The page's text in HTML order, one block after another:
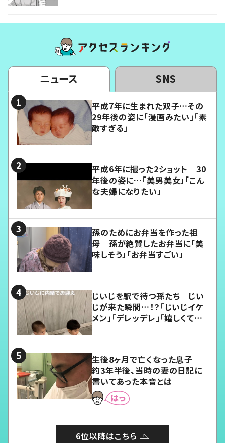
ニュース SNS
平成7年に生まれた双子…その
29年後の姿に「漫画みたい」「素
敵すぎる」
平成6年に撮った2ショット 30
年後の姿に…「美男美女」「こん
な夫婦になりたい」
孫のためにお弁当を作った祖
母 孫が絶賛したお弁当に「美
味しそう」「お弁当すごい」
じいじを駅で待つ孫たち じい
じが来た瞬間…！？「じいじイケ
メン」「デレッデレ」「嬉しくて可
生後8ヶ月で亡くなった息子
約3年半後、当時の妻の日記に
書いてあった本音とは
6位以降はこちら